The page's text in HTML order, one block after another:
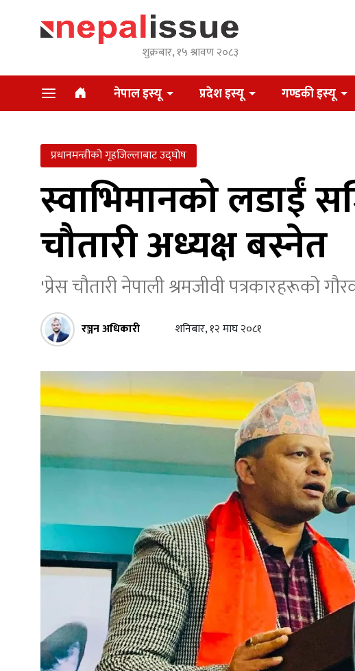
शुक्रबार, १५ श्रावण २०८३
नेपाल इस्यू प्रदेश इस्यू गण्डकी इस्यू
प्रधानमन्त्रीको गृहजिल्लाबाट उद्घोष
स्वाभिमानको लडाईं
चौतारी अध्यक्ष बस्नेत
'प्रेस चौतारी नेपाली श्रमजीवी पत्रकारहरूको
रञ्जन अधिकारी शनिबार, १२ माघ २०८१